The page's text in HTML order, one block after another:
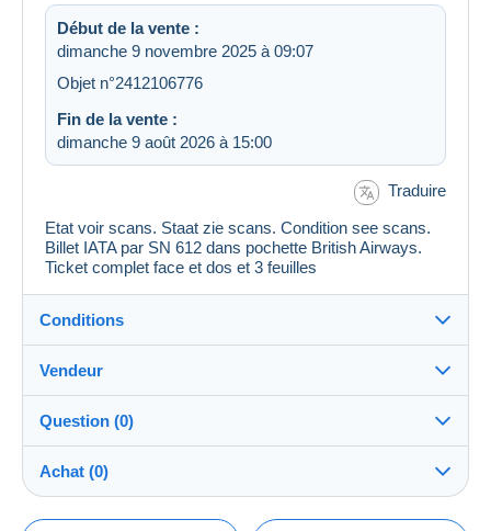
Début de la vente :
dimanche 9 novembre 2025 à 09:07
Objet n°2412106776
Fin de la vente :
dimanche 9 août 2026 à 15:00
Traduire
Etat voir scans. Staat zie scans. Condition see scans.
Billet IATA par SN 612 dans pochette British Airways.
Ticket complet face et dos et 3 feuilles
Conditions
Destination :
Voir la liste des pays
Expédition :
Envoi après paiement
Vendeur
myloc100%(23769x)
Boutique
Question (0)
Achat (0)